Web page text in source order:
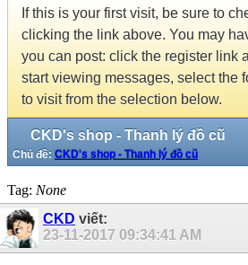
If this is your first visit, be sure to
clicking the link above. You may
you can post: click the register link
start viewing messages, select the
to visit from the selection below.
CKD's shop - Thanh lý đồ cũ
Chủ đề: CKD's shop - Thanh lý đồ cũ
Tag: None
CKD viết:
23-11-2017 09:34:41 AM